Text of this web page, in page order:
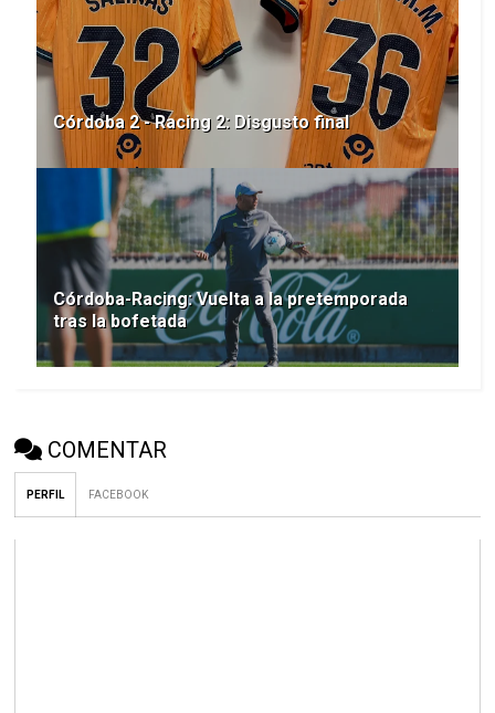
Córdoba 2 - Racing 2: Disgusto final
Córdoba-Racing: Vuelta a la pretemporada
tras la bofetada
COMENTAR
PERFIL FACEBOOK